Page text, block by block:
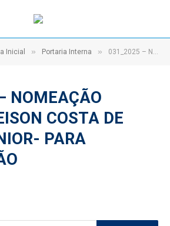
Inicial » Portaria Interna » 031_2025 – NOMEAÇÃO JONNY GLEISON COSTA DE SOUSA JUNIOR- PARA PUBLICAÇÃO
NOMEAÇÃO
COSTA DE
PARA